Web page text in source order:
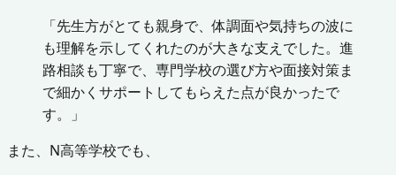
「先生方がとても親身で、体調面や気持ちの波に
も理解を示してくれたのが大きな支えでした。進
路相談も丁寧で、専門学校の選び方や面接対策ま
で細かくサポートしてもらえた点が良かったで
す。」
また、N高等学校でも、